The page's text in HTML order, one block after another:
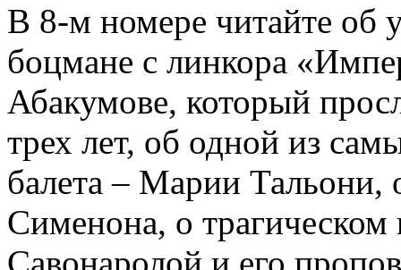
В 8-м номере читайте об
боцмане с линкора
Абакумове, который
трех лет, об одной из
балета – Марии
Сименона, о трагическом
Савонаролой и его